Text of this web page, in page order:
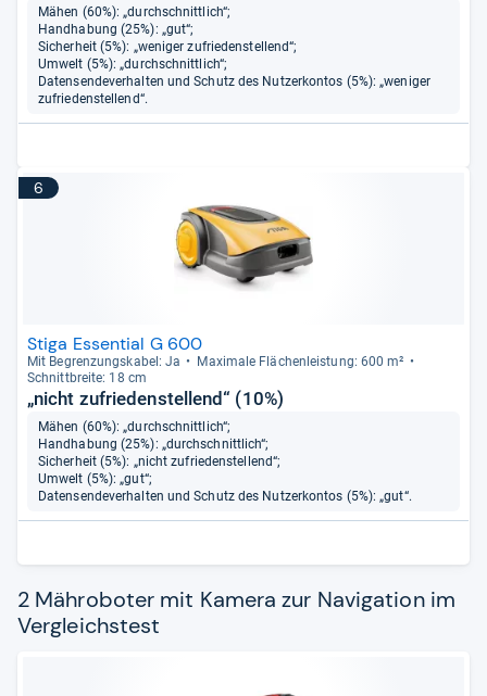
Mähen (60%): „durchschnittlich“;
Handhabung (25%): „gut“;
Sicherheit (5%): „weniger zufriedenstellend“;
Umwelt (5%): „durchschnittlich“;
Datensendeverhalten und Schutz des Nutzerkontos (5%): „weniger
zufriedenstellend“.
6
Stiga Essential G 600
Mit Begren­zungs­ka­bel: Ja
Maxi­male Flä­chen­leis­tung: 600 m²
Schnitt­breite: 18 cm
„nicht zufriedenstellend“ (10%)
Mähen (60%): „durchschnittlich“;
Handhabung (25%): „durchschnittlich“;
Sicherheit (5%): „nicht zufriedenstellend“;
Umwelt (5%): „gut“;
Datensendeverhalten und Schutz des Nutzerkontos (5%): „gut“.
2 Mähroboter mit Kamera zur Navigation im
Vergleichstest